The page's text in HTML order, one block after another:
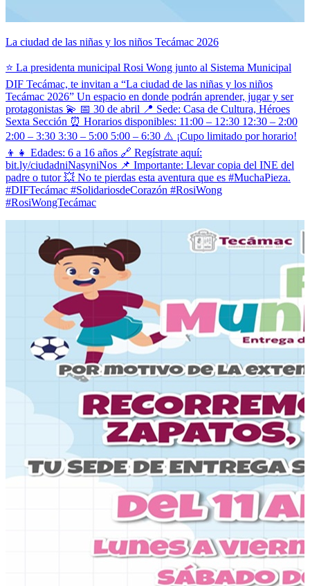
La ciudad de las niñas y los niños Tecámac 2026
⭐️ La presidenta municipal Rosi Wong junto al Sistema Municipal
DIF Tecámac, te invitan a “La ciudad de las niñas y los niños
Tecámac 2026” Un espacio en donde podrán aprender, jugar y ser
protagonistas 💫 📅 30 de abril 📍 Sede: Casa de Cultura, Héroes
Sexta Sección ⏰ Horarios disponibles: 11:00 – 12:30 12:30 – 2:00
2:00 – 3:30 3:30 – 5:00 5:00 – 6:30 ⚠️ ¡Cupo limitado por horario!
👦👧 Edades: 6 a 16 años 🔗 Regístrate aquí:
bit.ly/ciudadniNasyniNos 📌 Importante: Llevar copia del INE del
padre o tutor 💥 No te pierdas esta aventura que es #MuchaPieza.
#DIFTecámac #SolidariosdeCorazón #RosiWong
#RosiWongTecámac